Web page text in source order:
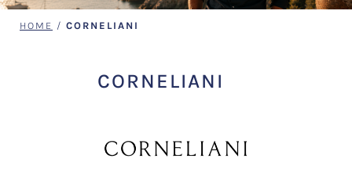
HOME / CORNELIANI
CORNELIANI